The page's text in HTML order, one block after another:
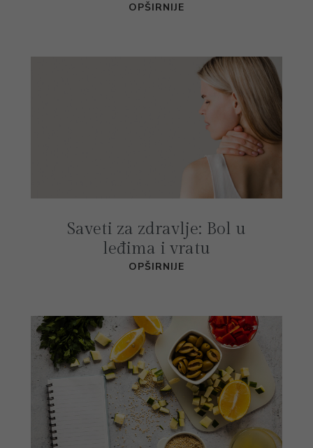
OPŠIRNIJE
Saveti za zdravlje: Bol u
leđima i vratu
OPŠIRNIJE